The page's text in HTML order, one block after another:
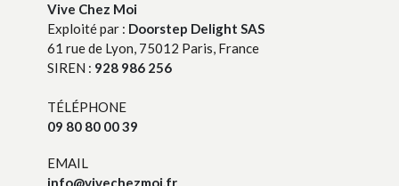
Vive Chez Moi
Exploité par : Doorstep Delight SAS
61 rue de Lyon, 75012 Paris, France
SIREN : 928 986 256
TÉLÉPHONE
09 80 80 00 39
EMAIL
info@vivechezmoi.fr